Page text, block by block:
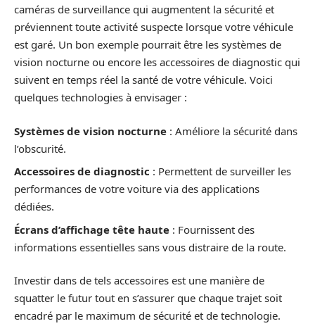
caméras de surveillance qui augmentent la sécurité et
préviennent toute activité suspecte lorsque votre véhicule
est garé. Un bon exemple pourrait être les systèmes de
vision nocturne ou encore les accessoires de diagnostic qui
suivent en temps réel la santé de votre véhicule. Voici
quelques technologies à envisager :
Systèmes de vision nocturne : Améliore la sécurité dans
l’obscurité.
Accessoires de diagnostic : Permettent de surveiller les
performances de votre voiture via des applications
dédiées.
Écrans d’affichage tête haute : Fournissent des
informations essentielles sans vous distraire de la route.
Investir dans de tels accessoires est une manière de
squatter le futur tout en s’assurer que chaque trajet soit
encadré par le maximum de sécurité et de technologie.